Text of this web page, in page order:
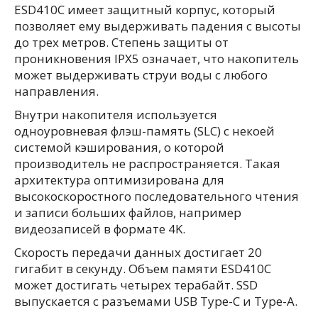
ESD410C имеет защитный корпус, который
позволяет ему выдерживать падения с высоты
до трех метров. Степень защиты от
проникновения IPX5 означает, что накопитель
может выдерживать струи воды с любого
направления.
Внутри накопителя используется
одноуровневая флэш-память (SLC) с некоей
системой кэширования, о которой
производитель не распространяется. Такая
архитектура оптимизирована для
высокоскоростного последовательного чтения
и записи больших файлов, например
видеозаписей в формате 4K.
Скорость передачи данных достигает 20
гигабит в секунду. Объем памяти ESD410C
может достигать четырех терабайт. SSD
выпускается с разъемами USB Type-C и Type-A.